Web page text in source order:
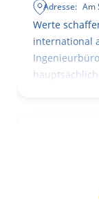
Adresse: Am
Werte
international